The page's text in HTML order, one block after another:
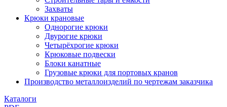
Захваты
Крюки крановые
Однорогие крюки
Двурогие крюки
Четырёхрогие крюки
Крюковые подвески
Блоки канатные
Грузовые крюки для портовых кранов
Производство металлоизделий по чертежам заказчика
Каталоги